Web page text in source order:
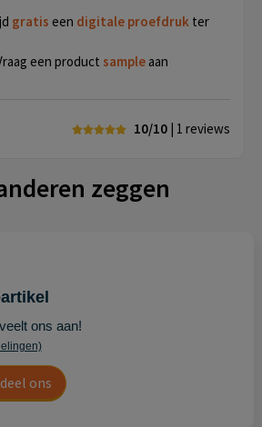
gratis een digitale proefdruk ter
een product sample aan
10/10 | 1 reviews
zeggen
ons aan!
ons